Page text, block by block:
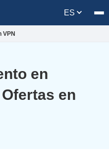
ES
VPN
en
en